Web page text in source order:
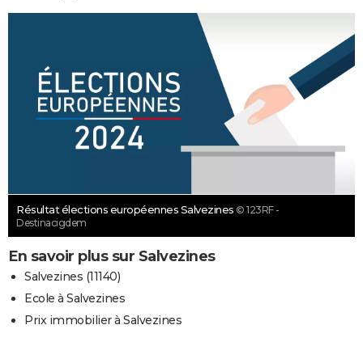
Résultat élections européennes Salvezines © 123RF -
Destinacigdem
En savoir plus sur Salvezines
Salvezines (11140)
Ecole à Salvezines
Prix immobilier à Salvezines